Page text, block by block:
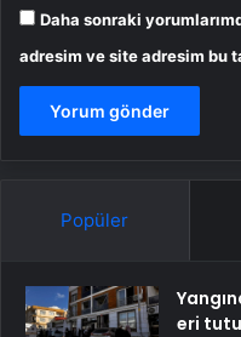
Daha sonraki
adresim ve site adresim bu
Popüler
eri